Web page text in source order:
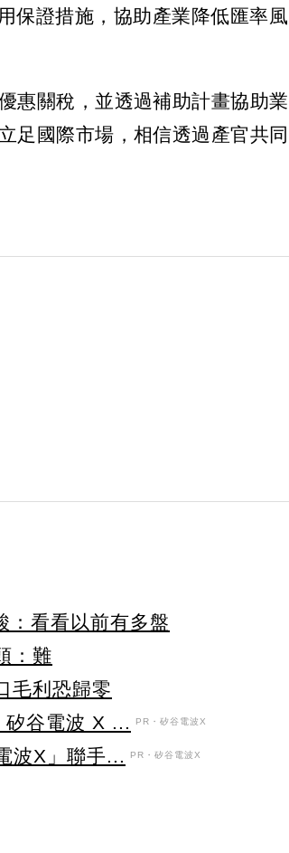
保證措施，協助產業降低匯率風
惠關稅，並透過補助計畫協助業
足國際市場，相信透過產官共同
：看看以前有多盤
：難
毛利恐歸零
谷電波 X ...
PR・矽谷電波X
X」聯手... PR・矽谷電波X